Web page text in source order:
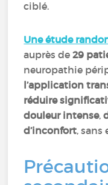
ciblé.
Une étude
auprès de29
neuropathie
l’application
réduire
douleur intense,
d’inconfort, sans